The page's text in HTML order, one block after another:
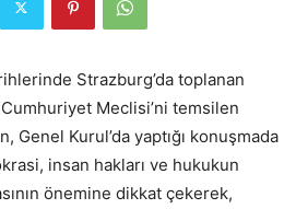
Strazburg’da toplanan
Cumhuriyet Meclisi’ni temsilen
Genel Kurul’da yaptığı konuşmada
insan hakları ve hukukun
önemine dikkat çekerek,